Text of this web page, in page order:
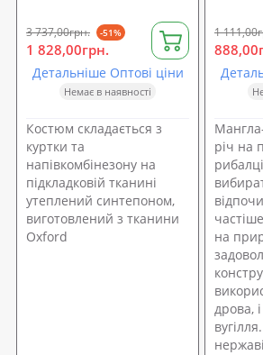
3 737,00грн. -51%
1 828,00грн.
Детальніше Оптові ціни
Немає в наявності
Костюм складається з
куртки та
напівкомбінезону на
підкладковій тканині
утеплений синтепоном,
виготовлений з тканини
Оxford
1
річ на
на
дрова,